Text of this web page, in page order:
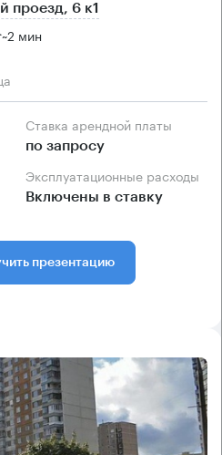
проезд, 6 к1
~2 мин
Ставка арендной платы
по запросу
Эксплуатационные расходы
Включены в ставку
презентацию